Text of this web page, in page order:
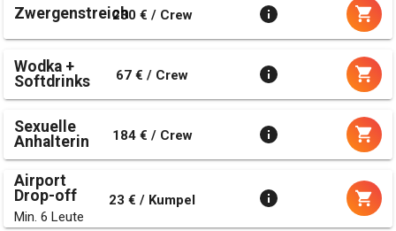
Zwergenstreich230 € / Crew
Wodka +
Softdrinks
67 € / Crew
Sexuelle
Anhalterin
184 € / Crew
Airport
Drop-off
Min. 6 Leute
23 € / Kumpel